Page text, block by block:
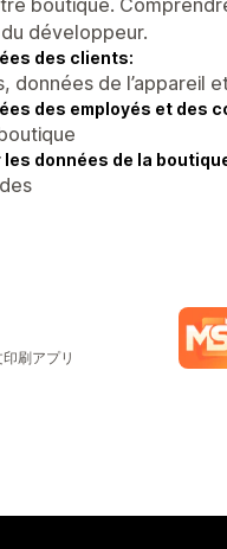
du développeur.
des clients:
données de l’appareil
des employés et des
données de la
刷アプリ